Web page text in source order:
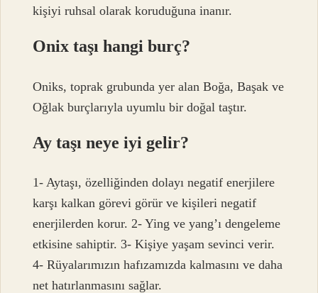
kişiyi ruhsal olarak koruduğuna inanır.
Onix taşı hangi burç?
Oniks, toprak grubunda yer alan Boğa, Başak ve
Oğlak burçlarıyla uyumlu bir doğal taştır.
Ay taşı neye iyi gelir?
1- Aytaşı, özelliğinden dolayı negatif enerjilere
karşı kalkan görevi görür ve kişileri negatif
enerjilerden korur. 2- Ying ve yang’ı dengeleme
etkisine sahiptir. 3- Kişiye yaşam sevinci verir.
4- Rüyalarımızın hafızamızda kalmasını ve daha
net hatırlanmasını sağlar.